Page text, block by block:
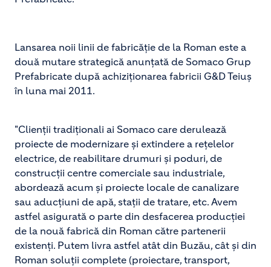
Lansarea noii linii de fabricăție de la Roman este a
două mutare strategică anunțată de Somaco Grup
Prefabricate după achiziționarea fabricii G&D Teiuș
în luna mai 2011.
"Clienții tradiționali ai Somaco care derulează
proiecte de modernizare și extindere a rețelelor
electrice, de reabilitare drumuri și poduri, de
construcții centre comerciale sau industriale,
abordează acum și proiecte locale de canalizare
sau aducțiuni de apă, stații de tratare, etc. Avem
astfel asigurată o parte din desfacerea producției
de la nouă fabrică din Roman către partenerii
existenți. Putem livra astfel atât din Buzău, cât și din
Roman soluții complete (proiectare, transport,